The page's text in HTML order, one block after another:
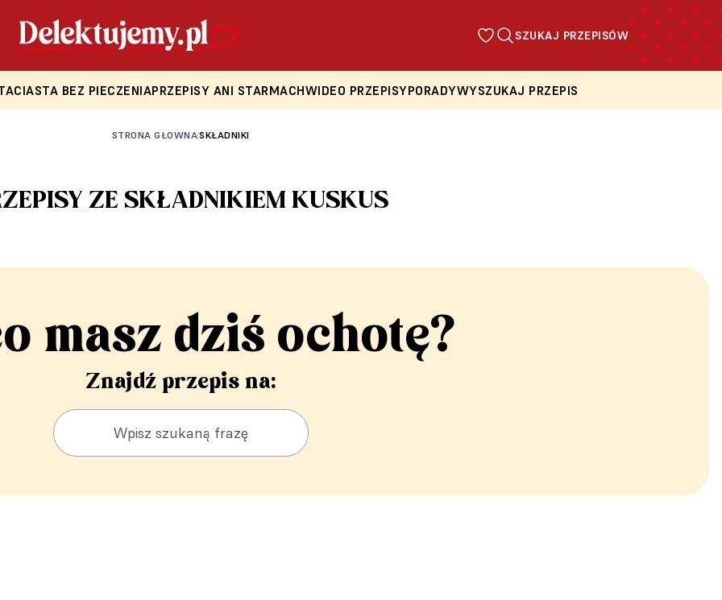
SZUKAJ PRZEPISÓW
CIASTA BEZ PIECZENIAPRZEPISY ANI STARMACHWIDEO PRZEPISYPORADYWYSZUKAJ PRZEPIS
STRONA GŁOWNA|SKŁADNIKI
ZE SKŁADNIKIEM KUSKUS
masz dziś ochotę?
Znajdź przepis na: